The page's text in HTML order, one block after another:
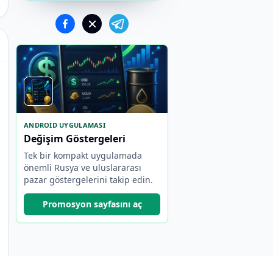
ANDROID UYGULAMASI
Değişim Göstergeleri
Tek bir kompakt uygulamada
önemli Rusya ve uluslararası
pazar göstergelerini takip edin.
Promosyon sayfasını aç